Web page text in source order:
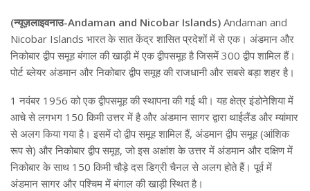
(न्यूज़लाइवनाउ-Andaman and Nicobar Islands) Andaman and
Nicobar Islands भारत के सात केंद्र शासित प्रदेशों में से एक। अंडमान और
निकोबार द्वीप समूह बंगाल की खाड़ी में एक द्वीपसमूह है जिसमें 300 द्वीप शामिल हैं।
पोर्ट ब्लेयर अंडमान और निकोबार द्वीप समूह की राजधानी और सबसे बड़ा शहर है।
1 नवंबर 1956 को एक द्वीपसमूह की स्थापना की गई थी। यह क्षेत्र इंडोनेशिया में
आचे से लगभग 150 किमी उत्तर में है और अंडमान सागर द्वारा थाईलैंड और म्यांमार
से अलग किया गया है। इसमें दो द्वीप समूह शामिल हैं, अंडमान द्वीप समूह (आंशिक
रूप से) और निकोबार द्वीप समूह, जो इस अक्षांश के उत्तर में अंडमान और दक्षिण में
निकोबार के साथ 150 किमी चौड़े दस डिग्री चैनल से अलग होते हैं। पूर्व में
अंडमान सागर और पश्चिम में बंगाल की खाड़ी स्थित है।